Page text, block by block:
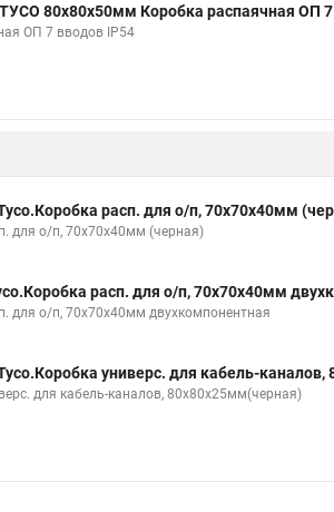
80х80х50мм Коробка распаячная ОП
ОП 7 вводов IP54
расп. для о/п, 70х70х40мм
для о/п, 70х70х40мм (черная)
расп. для о/п, 70х70х40мм
для о/п, 70х70х40мм двухкомпонентная
универс. для кабель-каналов,
для кабель-каналов, 80х80х25мм(черная)